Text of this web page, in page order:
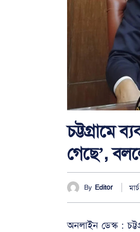
চট্টগ্রামে
গেছে’,
By Editor
অনলাইন ডেস্ক :